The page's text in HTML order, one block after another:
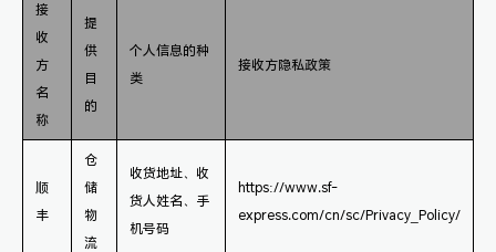
接
收
方
名
称
提
供
目
的
个人信息的种
类
接收方隐私政策
顺
丰
仓
储
物
流
收货地址、收
货人姓名、手
机号码
https://www.sf-
express.com/cn/sc/Privacy_Policy/